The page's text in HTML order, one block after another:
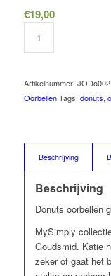
€19,00
Artikelnummer: JODo002
Oorbellen Tags: donuts,
Beschrijving
Beschrijving
Donuts oorbellen
MySimply
Goudsmid. Katie
zeker of gaat het